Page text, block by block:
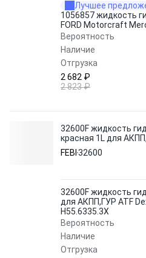
Лучшее
1056857 жидкость
FORD Motorcraft
Вероятность
Наличие
Отгрузка
2 682 ₽
2 823 ₽
32600F жидкость
красная 1L для
MB 236.41, Voith
FEBI 32600
32600F жидкость
для АКПП,ГУР ATF
H55.6335.3X
Вероятность
Наличие
Отгрузка